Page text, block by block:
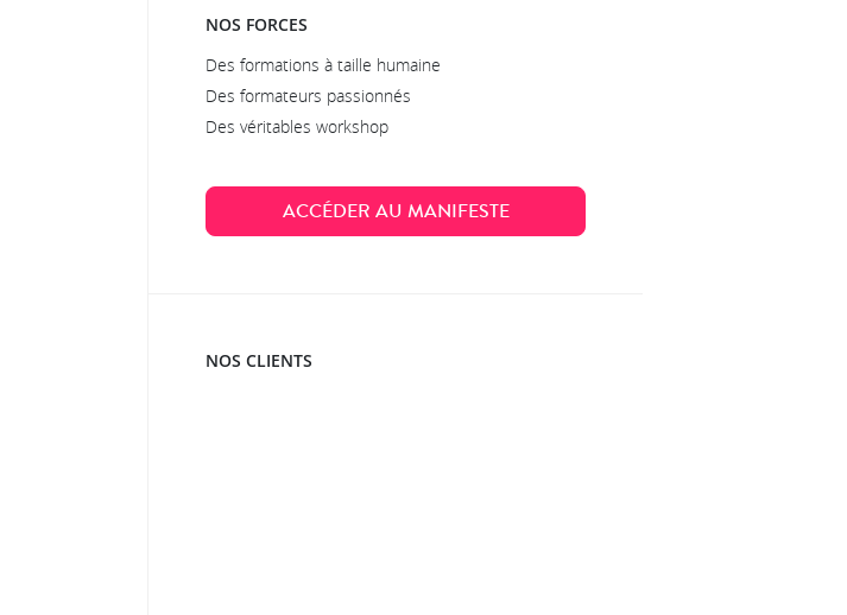
NOS FORCES
Des formations à taille humaine
Des formateurs passionnés
Des véritables workshop
ACCÉDER AU MANIFESTE
NOS CLIENTS